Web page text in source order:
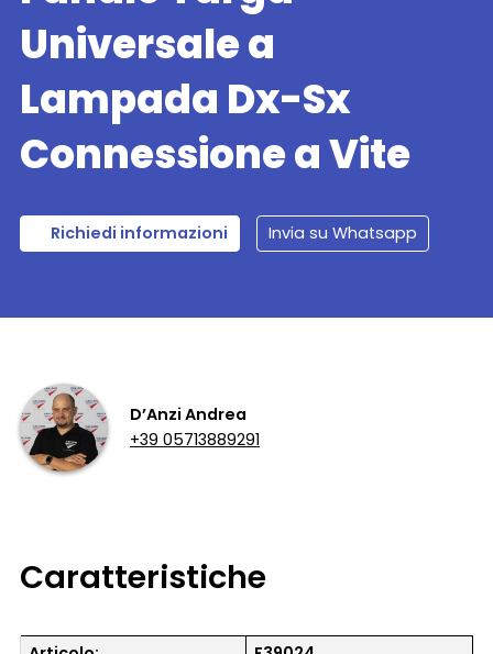
Universale a
Lampada Dx-Sx
Connessione a Vite
Richiedi informazioni Invia su Whatsapp
D’Anzi Andrea
+39 05713889291
Caratteristiche